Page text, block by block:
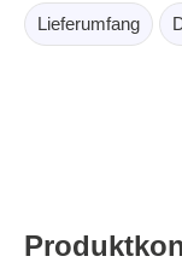
Lieferumfang